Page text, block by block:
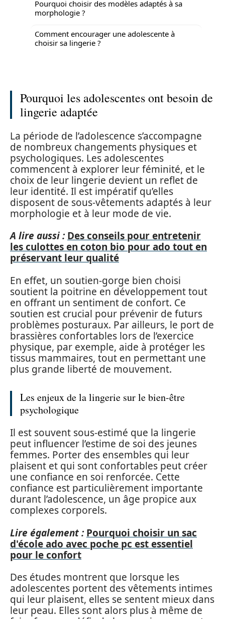
Pourquoi choisir des modèles adaptés à sa
morphologie ?
Comment encourager une adolescente à
choisir sa lingerie ?
Pourquoi les adolescentes ont besoin de
lingerie adaptée
La période de l’adolescence s’accompagne
de nombreux changements physiques et
psychologiques. Les adolescentes
commencent à explorer leur féminité, et le
choix de leur lingerie devient un reflet de
leur identité. Il est impératif qu’elles
disposent de sous-vêtements adaptés à leur
morphologie et à leur mode de vie.
A lire aussi : Des conseils pour entretenir
les culottes en coton bio pour ado tout en
préservant leur qualité
En effet, un soutien-gorge bien choisi
soutient la poitrine en développement tout
en offrant un sentiment de confort. Ce
soutien est crucial pour prévenir de futurs
problèmes posturaux. Par ailleurs, le port de
brassières confortables lors de l’exercice
physique, par exemple, aide à protéger les
tissus mammaires, tout en permettant une
plus grande liberté de mouvement.
Les enjeux de la lingerie sur le bien-être
psychologique
Il est souvent sous-estimé que la lingerie
peut influencer l’estime de soi des jeunes
femmes. Porter des ensembles qui leur
plaisent et qui sont confortables peut créer
une confiance en soi renforcée. Cette
confiance est particulièrement importante
durant l’adolescence, un âge propice aux
complexes corporels.
Lire également : Pourquoi choisir un sac
d'école ado avec poche pc est essentiel
pour le confort
Des études montrent que lorsque les
adolescentes portent des vêtements intimes
qui leur plaisent, elles se sentent mieux dans
leur peau. Elles sont alors plus à même de